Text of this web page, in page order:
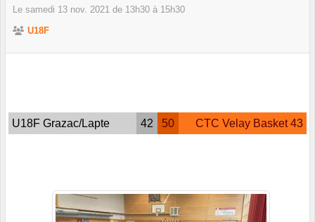
Le samedi 13 nov. 2021 de 13h30 à 15h30
U18F
U18F Grazac/Lapte 42 50 CTC Velay Basket 43